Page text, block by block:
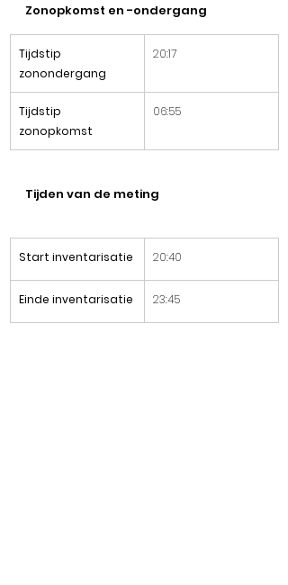
Zonopkomst en -ondergang
Tijdstip
zonondergang
​20:17
Tijdstip
zonopkomst
06:55
Tijden van de meting
Start inventarisatie 20:40
Einde inventarisatie 23:45